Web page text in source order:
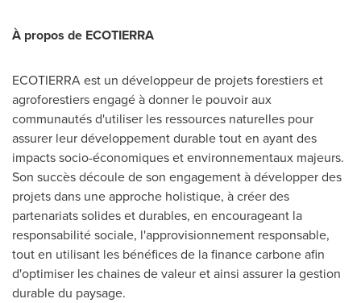
À propos de ECOTIERRA
ECOTIERRA est un développeur de projets forestiers et
agroforestiers engagé à donner le pouvoir aux
communautés d'utiliser les ressources naturelles pour
assurer leur développement durable tout en ayant des
impacts socio-économiques et environnementaux majeurs.
Son succès découle de son engagement à développer des
projets dans une approche holistique, à créer des
partenariats solides et durables, en encourageant la
responsabilité sociale, l'approvisionnement responsable,
tout en utilisant les bénéfices de la finance carbone afin
d'optimiser les chaines de valeur et ainsi assurer la gestion
durable du paysage.